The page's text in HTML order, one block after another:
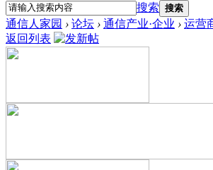
搜索 搜索
通信人家园 › 论坛 › 通信产业·企业 › 运营
返回列表